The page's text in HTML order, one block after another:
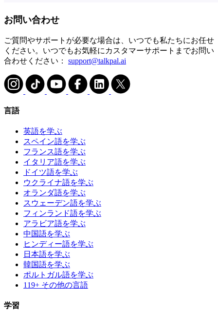
お問い合わせ
ご質問やサポートが必要な場合は、いつでも私たちにお任せ
ください。いつでもお気軽にカスタマーサポートまでお問い
合わせください： support@talkpal.ai
言語
英語を学ぶ
スペイン語を学ぶ
フランス語を学ぶ
イタリア語を学ぶ
ドイツ語を学ぶ
ウクライナ語を学ぶ
オランダ語を学ぶ
スウェーデン語を学ぶ
フィンランド語を学ぶ
アラビア語を学ぶ
中国語を学ぶ
ヒンディー語を学ぶ
日本語を学ぶ
韓国語を学ぶ
ポルトガル語を学ぶ
119+ その他の言語
学習